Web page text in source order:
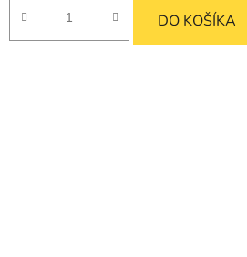
DO KOŠÍKA